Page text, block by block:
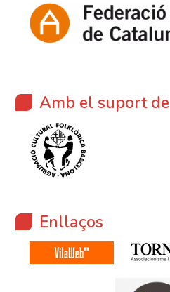
Amb el suport de
Enllaços